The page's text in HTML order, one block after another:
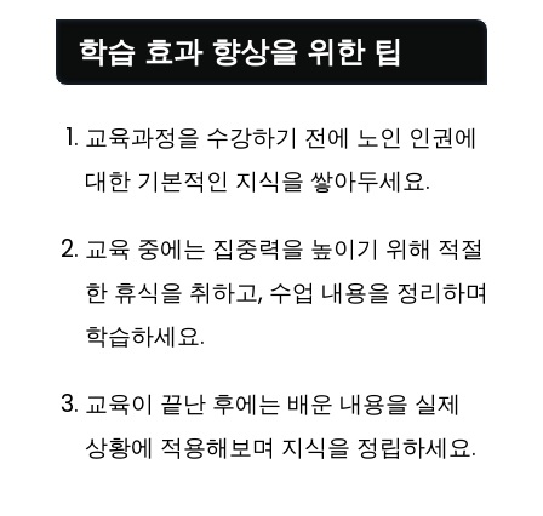
학습 효과 향상을 위한 팁
교육과정을 수강하기 전에 노인 인권에
대한 기본적인 지식을 쌓아두세요.
교육 중에는 집중력을 높이기 위해 적절
한 휴식을 취하고, 수업 내용을 정리하며
학습하세요.
교육이 끝난 후에는 배운 내용을 실제
상황에 적용해보며 지식을 정립하세요.